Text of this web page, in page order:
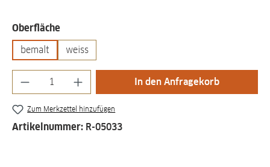
Oberflächeauswählen
bemalt weiss
Produkt Anzahl: Gib den gewünschten
In den Anfragekorb
Zum Merkzettel hinzufügen
Artikelnummer: R-05033